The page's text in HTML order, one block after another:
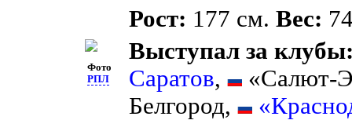
Фото
РПЛ
Рост: 177 см.Вес:
Выступал за
Саратов,
«Салют-
Белгород,